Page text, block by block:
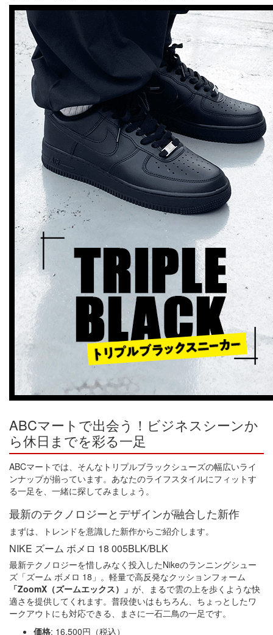
ABCマートで出会う！ビジネスシーンか
ら休日までを彩る一足
ABCマートでは、そんなトリプルブラックシューズの幅広いライ
ンナップが揃っています。あなたのライフスタイルにフィットす
る一足を、一緒に探してみましょう。
最新のテクノロジーとデザインが融合した新作
まずは、トレンドを意識した新作からご紹介します。
NIKE ズーム ボメロ 18 005BLK/BLK
最新テクノロジーを惜しみなく投入したNikeのランニングシュー
ズ「ズーム ボメロ 18」。軽量で高反発なクッションフォーム
「ZoomX（ズームエックス）」 が、まるで雲の上を歩くような快
適さを提供してくれます。普段使いはもちろん、ちょっとしたワ
ークアウトにも対応できる、まさに一石二鳥の一足です。
価格: 16,500円（税込）